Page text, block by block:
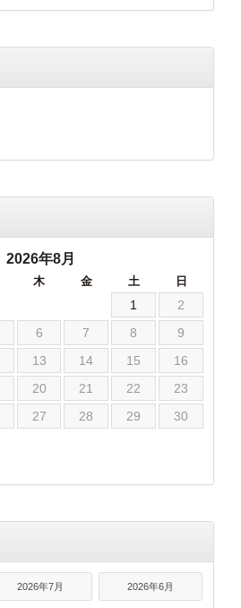
2026年8月
木 金 土 日
1
2
6 7 8
9
13 14 15
16
20 21 22
23
27 28 29
30
2026年7月 2026年6月